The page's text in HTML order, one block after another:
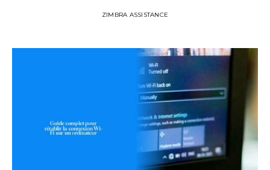
ZIMBRA ASSISTANCE